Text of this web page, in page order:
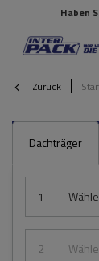
Haben
Zurück
Dachträger
1
2